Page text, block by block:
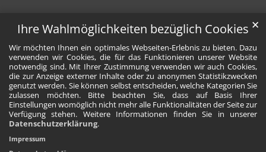
Ihre Wahlmöglichkeiten bezüglich Cookies
Wir möchten Ihnen ein optimales Webseiten-Erlebnis zu bieten. Dazu
verwenden wir Cookies, die für das Funktionieren unserer Website
notwendig sind. Mit Ihrer Zustimmung verwenden wir auch Cookies,
die zur Anzeige externer Inhalte oder zu anonymen Statistikzwecken
genutzt werden. Sie können selbst entscheiden, welche Kategorien Sie
zulassen möchten. Bitte beachten Sie, dass auf Basis Ihrer
Einstellungen womöglich nicht mehr alle Funktionalitäten der Seite zur
Verfügung stehen. Weitere Informationen finden Sie in unserer
Datenschutzerklärung.
✕
Impressum